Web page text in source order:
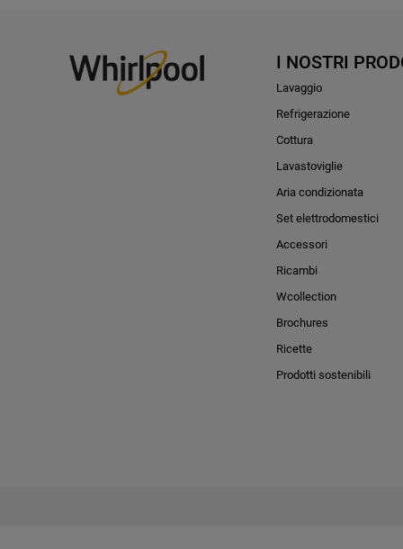
I NOSTRI
Lavaggio
Refrigerazione
Cottura
Lavastoviglie
Aria condizionata
Set elettrodomestici
Accessori
Ricambi
Wcollection
Brochures
Ricette
Prodotti sostenibili